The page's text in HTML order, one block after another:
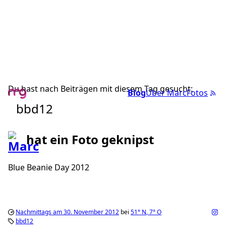
BlogÜber MarcFotos
Du hast nach Beiträgen mit diesem Tag gesucht:
bbd12
hat ein Foto geknipst
Blue Beanie Day 2012
Nachmittags am 30. November 2012 bei 51° N,7°O
bbd12